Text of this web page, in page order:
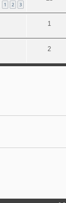
1 2 3
1
2